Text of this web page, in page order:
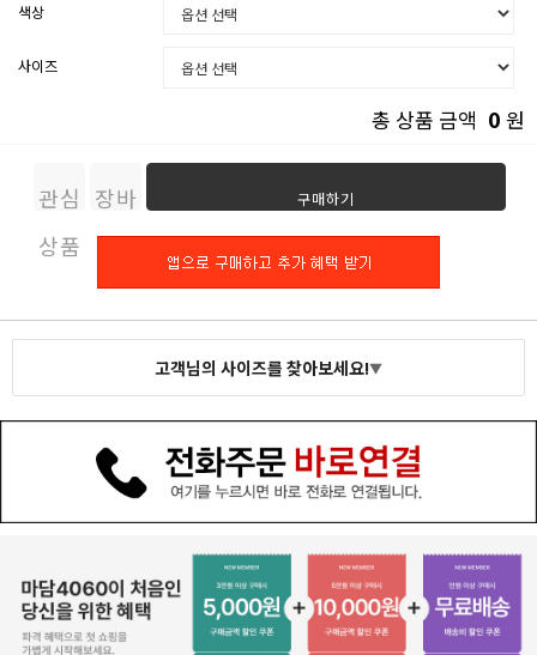
색상
사이즈
총 상품 금액 0 원
관심
상품
장바
구니
구매하기
고객님의 사이즈를 찾아보세요!▼